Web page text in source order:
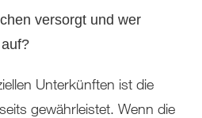
versorgt und wer
Unterkünften ist die
gewährleistet. Wenn die